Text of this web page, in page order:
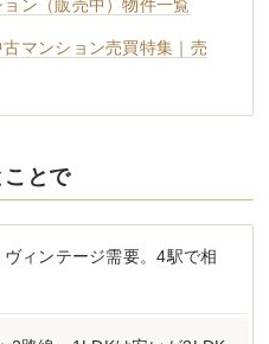
ン（販売中）物件一覧
マンション売買特集｜売
ことで
ィンテージ需要。4駅で相